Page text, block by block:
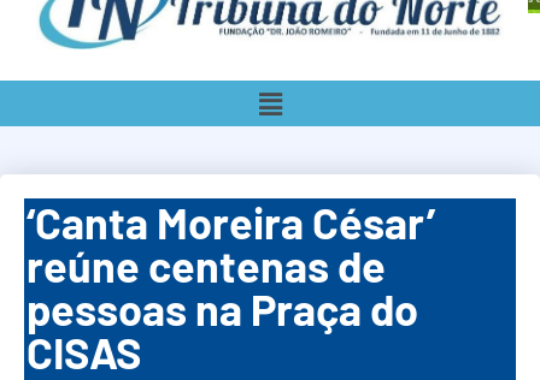
‘Canta Moreira César’
reúne centenas de
pessoas na Praça do
CISAS